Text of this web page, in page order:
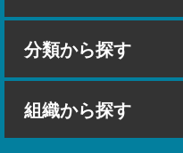
分類から探す
組織から探す